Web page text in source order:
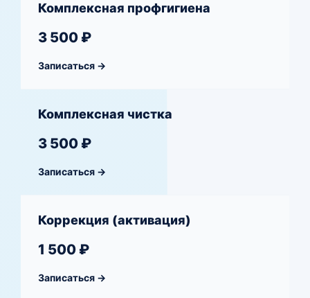
Комплексная профгигиена
3 500 ₽
Записаться →
Комплексная чистка
3 500 ₽
Записаться →
Коррекция (активация)
1 500 ₽
Записаться →